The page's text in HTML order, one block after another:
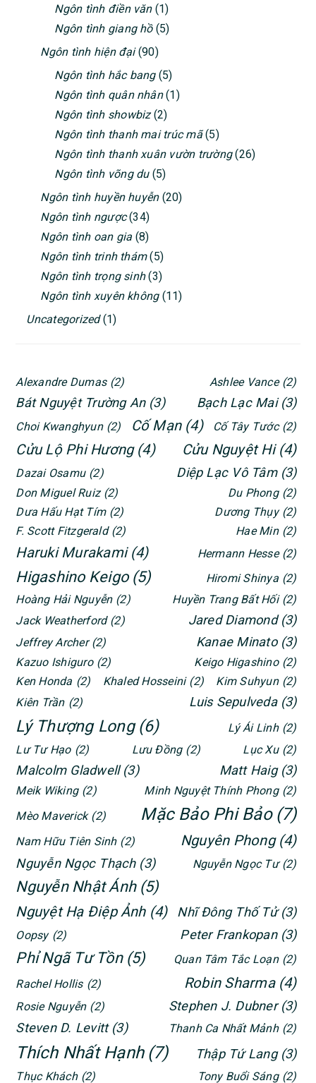
Ngôn tình điền văn(1)
Ngôn tình giang hồ(5)
Ngôn tình hiện đại(90)
Ngôn tình hắc bang(5)
Ngôn tình quân nhân(1)
Ngôn tình showbiz(2)
Ngôn tình thanh mai trúc mã(5)
Ngôn tình thanh xuân vườn trường(26)
Ngôn tình võng du(5)
Ngôn tình huyền huyễn(20)
Ngôn tình ngược(34)
Ngôn tình oan gia (8)
Ngôn tình trinh thám(5)
Ngôn tình trọng sinh(3)
Ngôn tình xuyên không(11)
Uncategorized(1)
Alexandre Dumas (2) Ashlee Vance (2)
Bát Nguyệt Trường An (3) Bạch Lạc Mai (3)
Choi Kwanghyun (2) Cố Mạn (4) Cố Tây Tước (2)
Cửu Lộ Phi Hương (4) Cửu Nguyệt Hi (4)
Dazai Osamu (2) Diệp Lạc Vô Tâm (3)
Don Miguel Ruiz (2) Du Phong (2)
Dưa Hấu Hạt Tím (2) Dương Thụy (2)
F. Scott Fitzgerald (2) Hae Min (2)
Haruki Murakami (4) Hermann Hesse (2)
Higashino Keigo (5) Hiromi Shinya (2)
Hoàng Hải Nguyễn (2) Huyền Trang Bất Hối (2)
Jack Weatherford (2) Jared Diamond (3)
Jeffrey Archer (2) Kanae Minato (3)
Kazuo Ishiguro (2) Keigo Higashino (2)
Ken Honda (2) Khaled Hosseini (2) Kim Suhyun (2)
Kiên Trần (2) Luis Sepulveda (3)
Lý Thượng Long (6) Lý Ái Linh (2)
Lư Tư Hạo (2) Lưu Đồng (2) Lục Xu (2)
Malcolm Gladwell (3) Matt Haig (3)
Meik Wiking (2) Minh Nguyệt Thính Phong (2)
Mèo Maverick (2) Mặc Bảo Phi Bảo (7)
Nam Hữu Tiên Sinh (2) Nguyên Phong (4)
Nguyễn Ngọc Thạch (3) Nguyễn Ngọc Tư (2)
Nguyễn Nhật Ánh (5)
Nguyệt Hạ Điệp Ảnh (4) Nhĩ Đông Thố Tử (3)
Oopsy (2) Peter Frankopan (3)
Phỉ Ngã Tư Tồn (5) Quan Tâm Tắc Loạn (2)
Rachel Hollis (2) Robin Sharma (4)
Rosie Nguyễn (2) Stephen J. Dubner (3)
Steven D. Levitt (3) Thanh Ca Nhất Mảnh (2)
Thích Nhất Hạnh (7) Thập Tứ Lang (3)
Thục Khách (2) Tony Buổi Sáng (2)